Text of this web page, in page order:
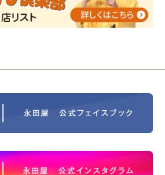
創業110周年記念式典 レンブラ